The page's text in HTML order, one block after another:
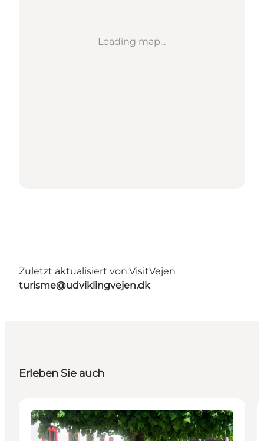
Loading map...
Zuletzt aktualisiert von:VisitVejen
turisme@udviklingvejen.dk
Erleben Sie auch
Unterkünfte